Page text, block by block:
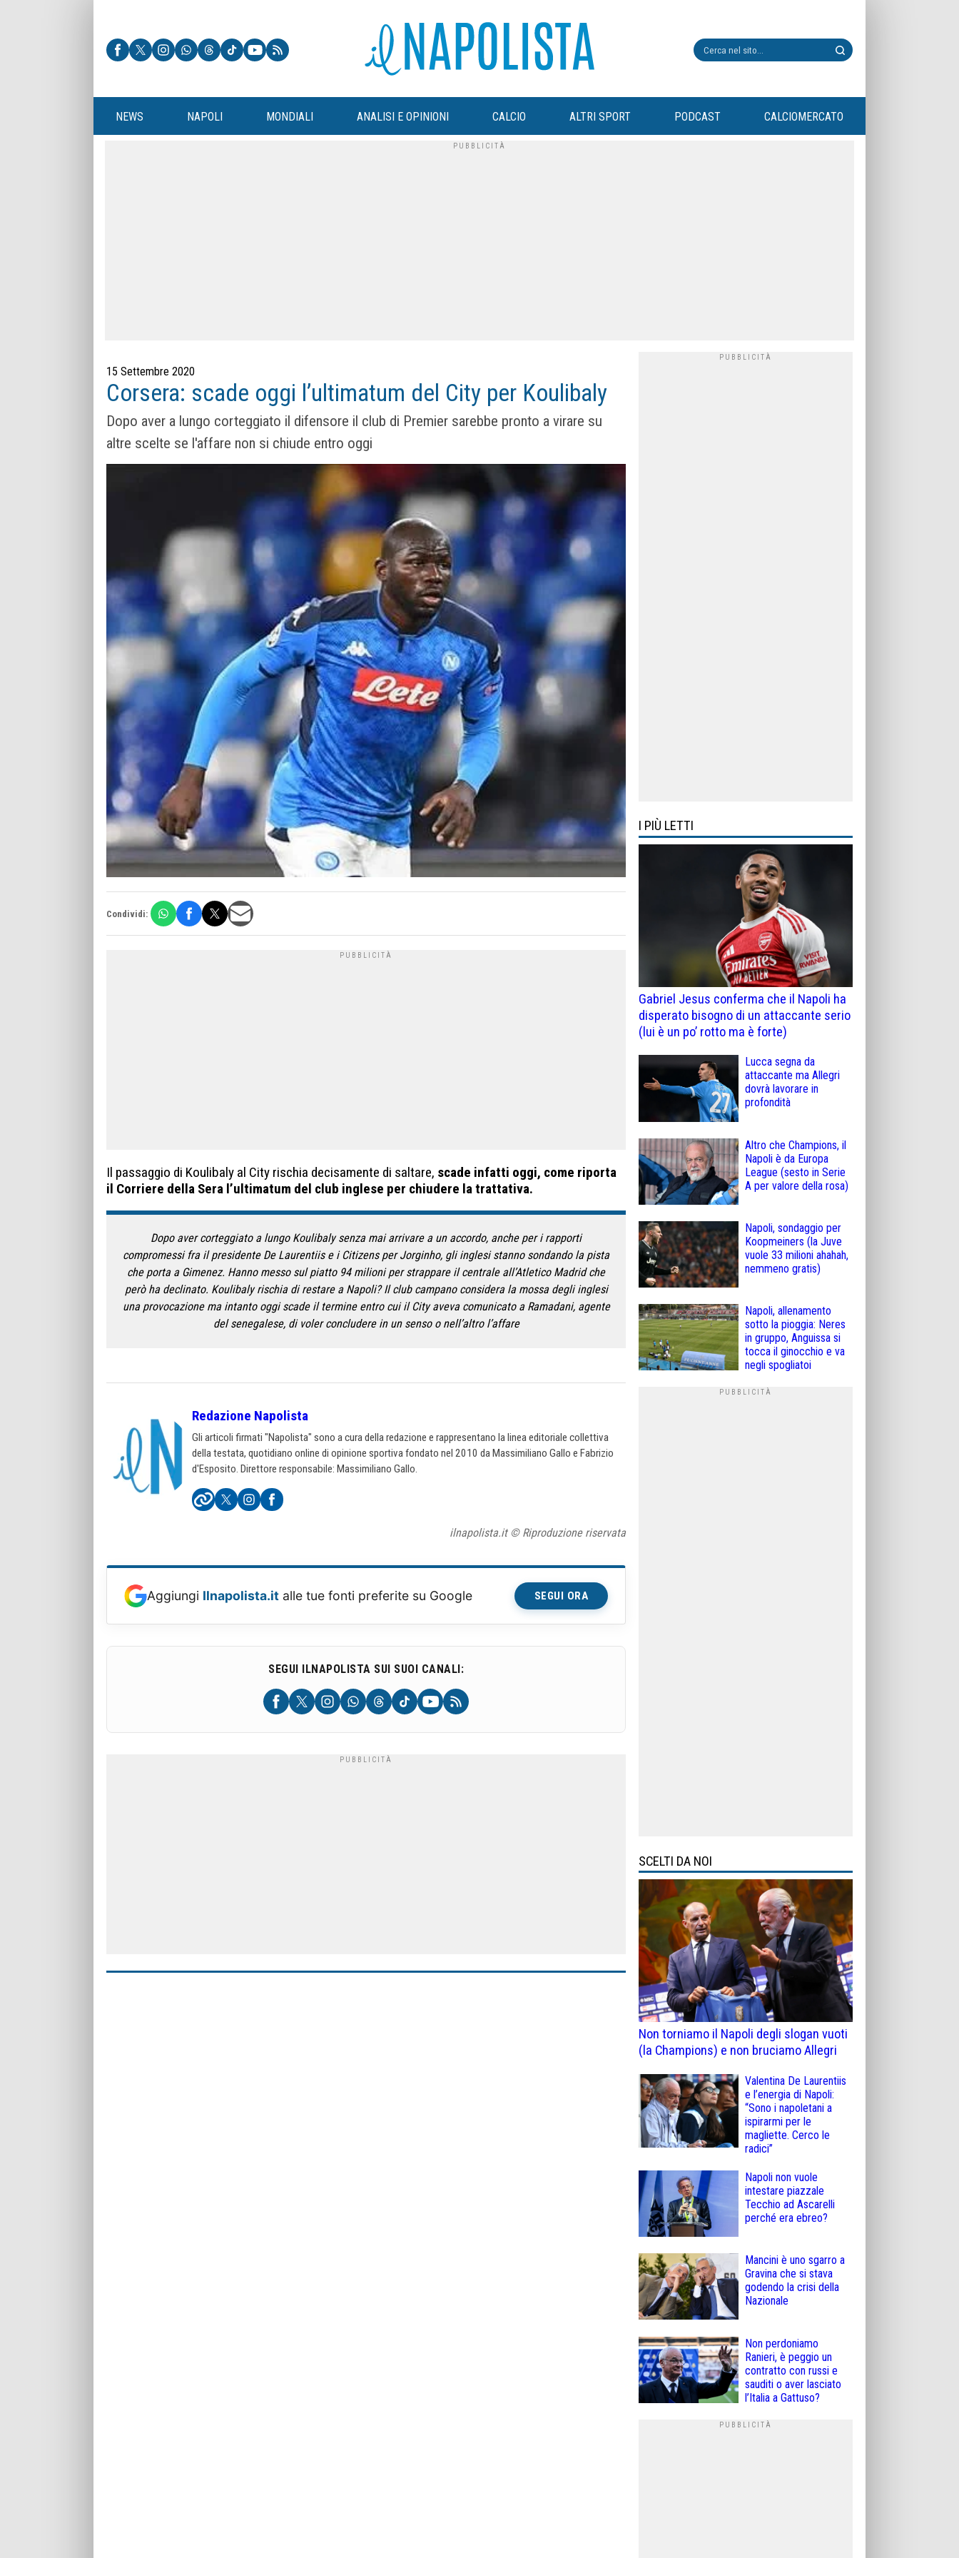
NEWS NAPOLI MONDIALI ANALISI E OPINIONI CALCIO ALTRI SPORT PODCAST CALCIOMERCATO
15 Settembre 2020
Corsera: scade oggi l’ultimatum del City per Koulibaly
Dopo aver a lungo corteggiato il difensore il club di Premier sarebbe pronto a virare su
altre scelte se l'affare non si chiude entro oggi
Condividi:
Il passaggio di Koulibaly al City rischia decisamente di saltare, scade infatti oggi, come riporta
il Corriere della Sera l’ultimatum del club inglese per chiudere la trattativa.
Dopo aver corteggiato a lungo Koulibaly senza mai arrivare a un accordo, anche per i rapporti
compromessi fra il presidente De Laurentiis e i Citizens per Jorginho, gli inglesi stanno sondando la pista
che porta a Gimenez. Hanno messo sul piatto 94 milioni per strappare il centrale all’Atletico Madrid che
però ha declinato. Koulibaly rischia di restare a Napoli? Il club campano considera la mossa degli inglesi
una provocazione ma intanto oggi scade il termine entro cui il City aveva comunicato a Ramadani, agente
del senegalese, di voler concludere in un senso o nell’altro l’affare
Redazione Napolista
Gli articoli firmati "Napolista" sono a cura della redazione e rappresentano la linea editoriale collettiva
della testata, quotidiano online di opinione sportiva fondato nel 2010 da Massimiliano Gallo e Fabrizio
d'Esposito. Direttore responsabile: Massimiliano Gallo.
ilnapolista.it © Riproduzione riservata
Aggiungi Ilnapolista.it alle tue fonti preferite su Google SEGUI ORA
SEGUI ILNAPOLISTA SUI SUOI CANALI:
I PIÙ LETTI
Gabriel Jesus conferma che il Napoli ha
disperato bisogno di un attaccante serio
(lui è un po’ rotto ma è forte)
Lucca segna da
attaccante ma Allegri
dovrà lavorare in
profondità
Altro che Champions, il
Napoli è da Europa
League (sesto in Serie
A per valore della rosa)
Napoli, sondaggio per
Koopmeiners (la Juve
vuole 33 milioni ahahah,
nemmeno gratis)
Napoli, allenamento
sotto la pioggia: Neres
in gruppo, Anguissa si
tocca il ginocchio e va
negli spogliatoi
SCELTI DA NOI
Non torniamo il Napoli degli slogan vuoti
(la Champions) e non bruciamo Allegri
Valentina De Laurentiis
e l’energia di Napoli:
“Sono i napoletani a
ispirarmi per le
magliette. Cerco le
radici”
Napoli non vuole
intestare piazzale
Tecchio ad Ascarelli
perché era ebreo?
Mancini è uno sgarro a
Gravina che si stava
godendo la crisi della
Nazionale
Non perdoniamo
Ranieri, è peggio un
contratto con russi e
sauditi o aver lasciato
l’Italia a Gattuso?